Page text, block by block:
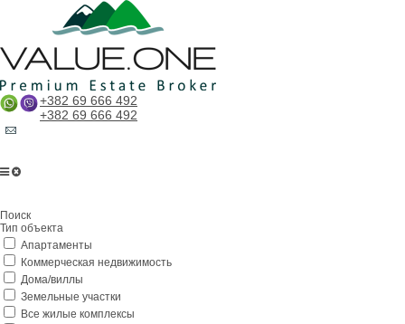
+382 69 666 492
+382 69 666 492
Поиск
Тип объекта
Апартаменты
Коммерческая недвижимость
Дома/виллы
Земельные участки
Все жилые комплексы